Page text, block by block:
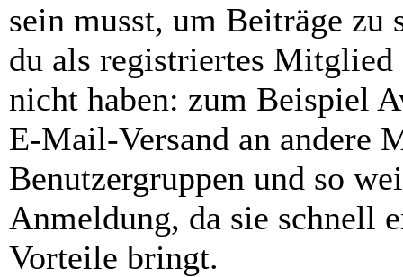
sein musst, um Beiträge
du als registriertes Mitglied
nicht haben: zum Beispiel
E-Mail-Versand an andere
Benutzergruppen und so
Anmeldung, da sie schnell
Vorteile bringt.